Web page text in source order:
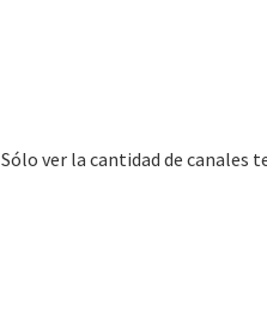
Sólo ver la cantidad de canales